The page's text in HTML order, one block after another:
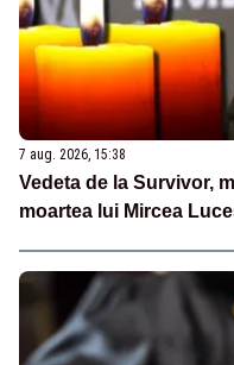
7 aug. 2026, 15:38
Vedeta de la Survivor,
moartea lui Mircea